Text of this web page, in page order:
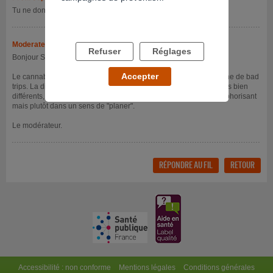
Tu ne donnes pas de détails =S ...
Moderateur
- 09/06/2017 à 13h42
Bonjour SachaLcb,
Le cannabis est généralement la substance qui peut être à l'origine de bad
trips. La différence entre crack et cannabis se ressent par les effets bien
différents, le premier étant stimulant et euphorisant, le second euphorisant
mais plutôt dans un sens de "planer".
Le modérateur.
RÉPONDRE AU FIL RETOUR
Accessibilité : non conforme Mentions légales Conditions générales
Refuser Réglages
Accepter